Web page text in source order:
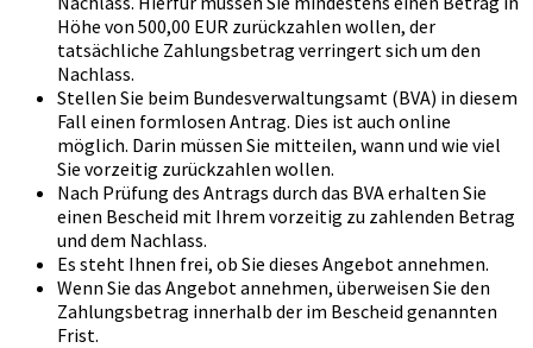
Höhe von 500,00 EUR zurückzahlen wollen, der
tatsächliche Zahlungsbetrag verringert sich um den
Nachlass.
Stellen Sie beim Bundesverwaltungsamt (BVA) in diesem
Fall einen formlosen Antrag. Dies ist auch online
möglich. Darin müssen Sie mitteilen, wann und wie viel
Sie vorzeitig zurückzahlen wollen.
Nach Prüfung des Antrags durch das BVA erhalten Sie
einen Bescheid mit Ihrem vorzeitig zu zahlenden Betrag
und dem Nachlass.
Es steht Ihnen frei, ob Sie dieses Angebot annehmen.
Wenn Sie das Angebot annehmen, überweisen Sie den
Zahlungsbetrag innerhalb der im Bescheid genannten
Frist.